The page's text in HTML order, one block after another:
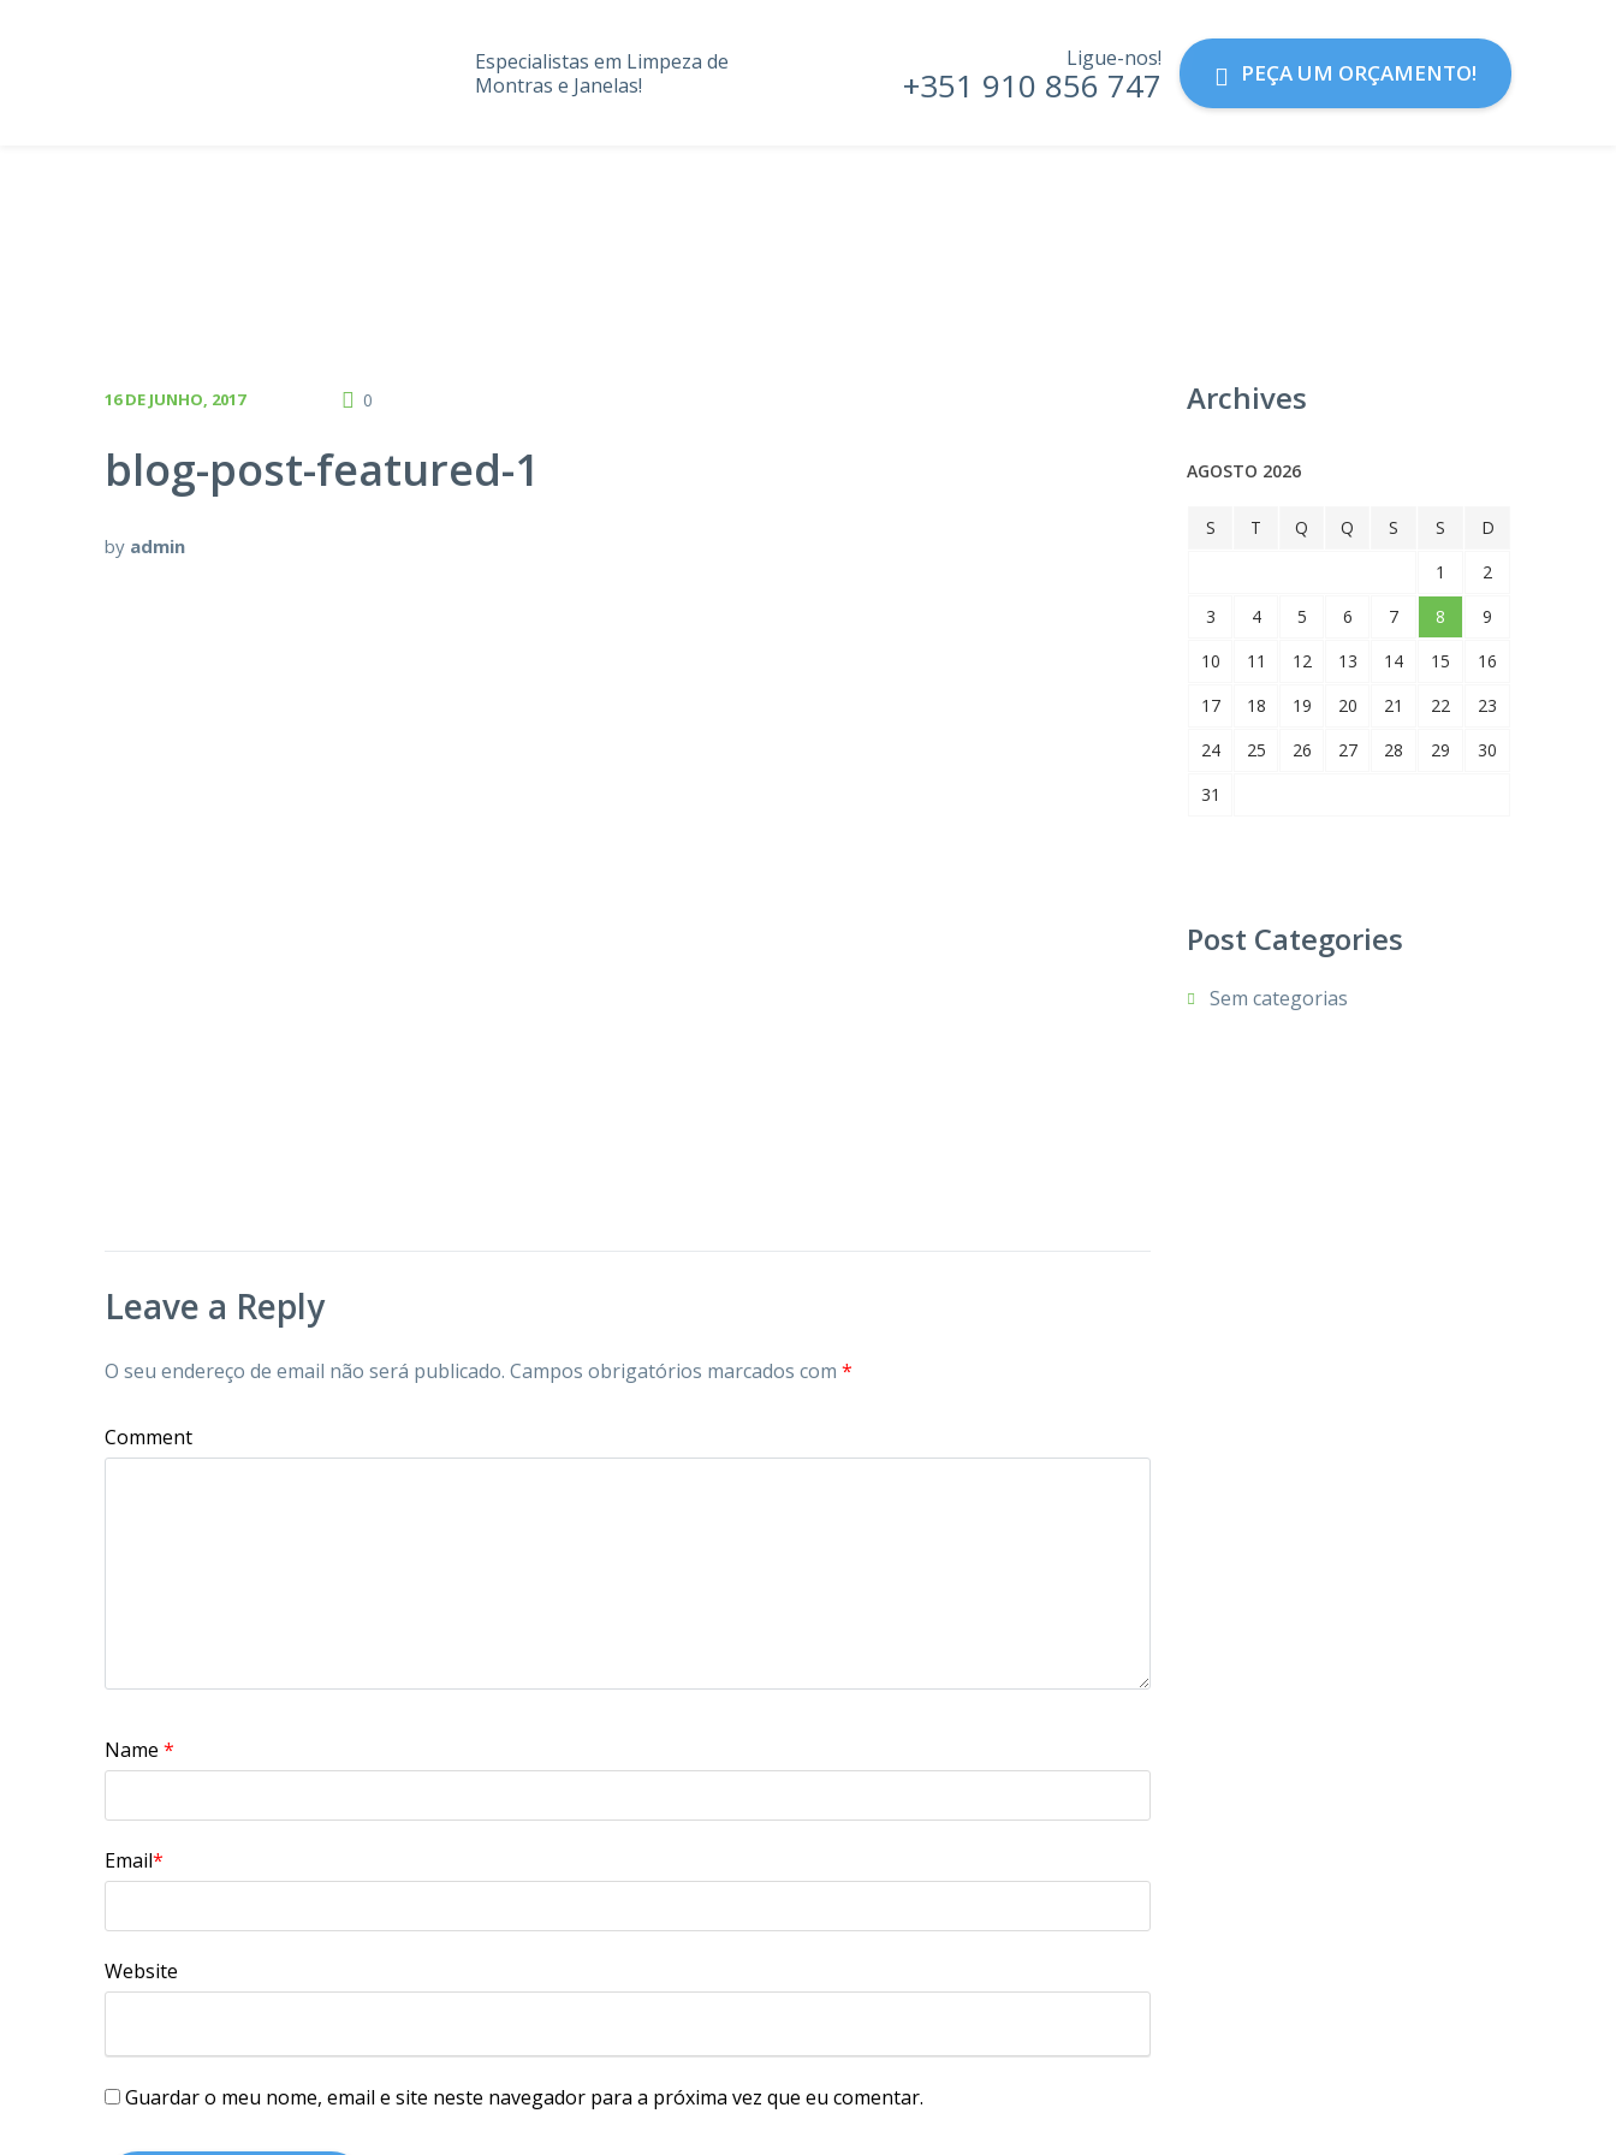
Especialistas em Limpeza de
Montras e Janelas!
Ligue-nos!
+351 910 856 747 PEÇA UM ORÇAMENTO!
16 DE JUNHO, 2017 0
blog-post-featured-1
by admin
Leave a Reply
O seu endereço de email não será publicado. Campos obrigatórios marcados com *
Comment
Name *
Email*
Website
Guardar o meu nome, email e site neste navegador para a próxima vez que eu comentar.
Archives
AGOSTO 2026
S T Q Q S S
D
1
2
3
4 5 6 7 8
9
10
11 12 13 14 15
16
17
18 19 20 21 22
23
24
25 26 27 28 29
30
31
Post Categories
Sem categorias